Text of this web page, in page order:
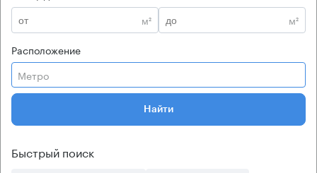
м²
м²
Расположение
Метро
Найти
Быстрый поиск